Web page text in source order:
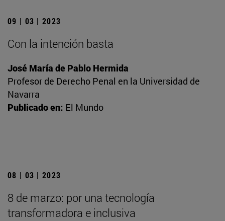
09 | 03 | 2023
Con la intención basta
José María de Pablo Hermida
Profesor de Derecho Penal en la Universidad de
Navarra
Publicado en: El Mundo
08 | 03 | 2023
8 de marzo: por una tecnología
transformadora e inclusiva